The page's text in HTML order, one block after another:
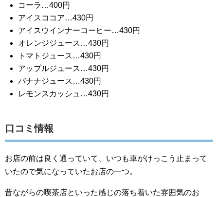
コーラ…400円
アイスココア…430円
アイスウインナーコーヒー…430円
オレンジジュース…430円
トマトジュース…430円
アップルジュース…430円
バナナジュース…430円
レモンスカッシュ…430円
口コミ情報
お店の前は良く通っていて、いつも車がけっこう止まって
いたので気になっていたお店の一つ。
昔ながらの喫茶店といった感じの落ち着いた雰囲気のお